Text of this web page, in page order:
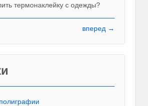
термонаклейку с одежды?
вперед →